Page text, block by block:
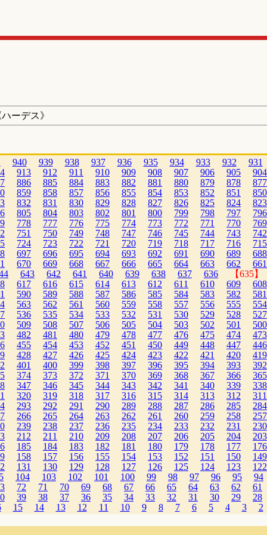
ーデス》
940 939 938 937 936 935 934 933 932 931
913 912 911 910 909 908 907 906 905 904
886 885 884 883 882 881 880 879 878 877
859 858 857 856 855 854 853 852 851 850
832 831 830 829 828 827 826 825 824 823
805 804 803 802 801 800 799 798 797 796
778 777 776 775 774 773 772 771 770 769
751 750 749 748 747 746 745 744 743 742
724 723 722 721 720 719 718 717 716 715
697 696 695 694 693 692 691 690 689 688
670 669 668 667 666 665 664 663 662 661
643 642 641 640 639 638 637 636 【635】
617 616 615 614 613 612 611 610 609 608
590 589 588 587 586 585 584 583 582 581
563 562 561 560 559 558 557 556 555 554
536 535 534 533 532 531 530 529 528 527
509 508 507 506 505 504 503 502 501 500
482 481 480 479 478 477 476 475 474 473
455 454 453 452 451 450 449 448 447 446
428 427 426 425 424 423 422 421 420 419
401 400 399 398 397 396 395 394 393 392
374 373 372 371 370 369 368 367 366 365
347 346 345 344 343 342 341 340 339 338
320 319 318 317 316 315 314 313 312 311
293 292 291 290 289 288 287 286 285 284
266 265 264 263 262 261 260 259 258 257
239 238 237 236 235 234 233 232 231 230
212 211 210 209 208 207 206 205 204 203
185 184 183 182 181 180 179 178 177 176
158 157 156 155 154 153 152 151 150 149
131 130 129 128 127 126 125 124 123 122
104 103 102 101 100 99 98 97 96 95 94
72 71 70 69 68 67 66 65 64 63 62 61
39 38 37 36 35 34 33 32 31 30 29 28
15 14 13 12 11 10 9 8 7 6 5 4 3 2